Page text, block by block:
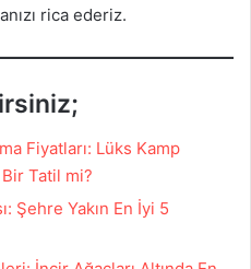
rica ederiz.
Fiyatları: Lüks Kamp
Tatil mi?
Şehre Yakın En İyi 5